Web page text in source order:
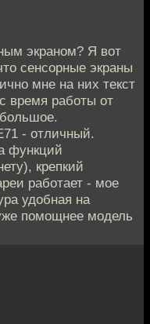
экраном? Я вот
сенсорные экраны
мне на них текст
время работы от
- отличный.
функций
крепкий
работает - мое
удобная на
помощнее модель